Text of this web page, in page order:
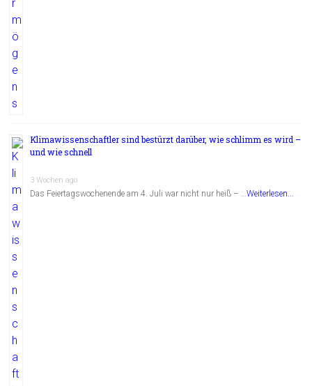
Klimawissenschaftler sind bestürzt darüber, wie schlimm es wird –
und wie schnell
3 Wochen ago
Das Feiertagswochenende am 4. Juli war nicht nur heiß – …Weiterlesen...